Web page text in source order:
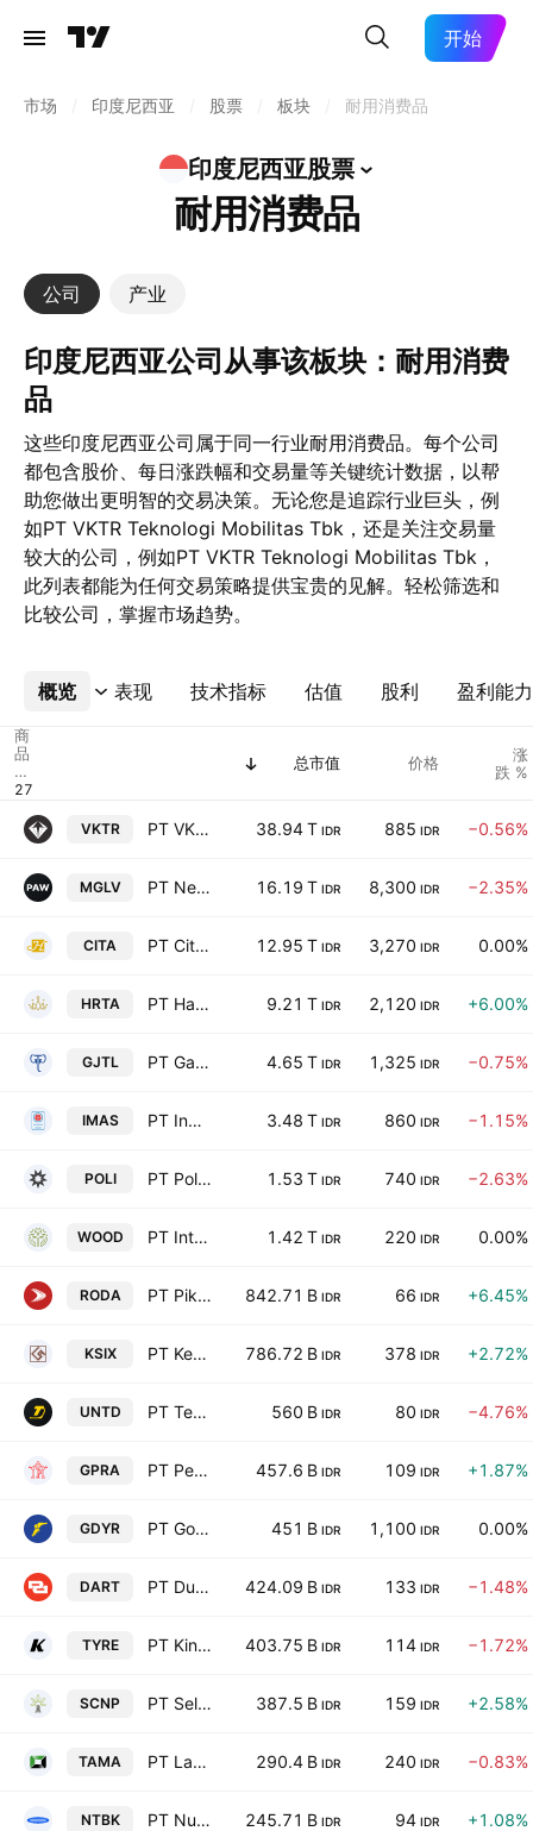
开始
市场 印度尼西亚 股票 板块 耐用消费品
印度尼西亚股票
耐用消费品
公司 产业
印度尼西亚公司从事该板块：耐用消费
品
这些印度尼西亚公司属于同一行业耐用消费品。每个公司
都包含股价、每日涨跌幅和交易量等关键统计数据，以帮
助您做出更明智的交易决策。无论您是追踪行业巨头，例
如PT VKTR Teknologi Mobilitas Tbk，还是关注交易量
较大的公司，例如PT VKTR Teknologi Mobilitas Tbk，
此列表都能为任何交易策略提供宝贵的见解。轻松筛选和
比较公司，掌握市场趋势。
概览 表现 技术指标 估值 股利 盈利能力
更多
商
品
代
码
总市值 价格
涨
跌 %
VKTR PT VKTR Teknologi Mobilitas Tbk 38.94 T IDR 885 IDR −0.56%
MGLV PT NexAI Digital Infrastruktur Tbk 16.19 T IDR 8,300 IDR −2.35%
CITA PT Cita Mineral Investindo Tbk 12.95 T IDR 3,270 IDR 0.00%
HRTA PT Hartadinata Abadi Tbk 9.21 T IDR 2,120 IDR +6.00%
GJTL PT Gajah Tunggal Tbk 4.65 T IDR 1,325 IDR −0.75%
IMAS PT Indomobil Sukses Internasional Tbk 3.48 T IDR 860 IDR −1.15%
POLI PT Pollux Hotels Group Tbk 1.53 T IDR 740 IDR −2.63%
WOOD PT Integra Indocabinet Tbk 1.42 T IDR 220 IDR 0.00%
RODA PT Pikko Land Development Tbk 842.71 B IDR 66 IDR +6.45%
KSIX PT Kentanix Supra International Tbk 786.72 B IDR 378 IDR +2.72%
UNTD PT Terang Dunia Internusa Tbk 560 B IDR 80 IDR −4.76%
GPRA PT Perdana Gapuraprima Tbk 457.6 B IDR 109 IDR +1.87%
GDYR PT Goodyear Indonesia Tbk 451 B IDR 1,100 IDR 0.00%
DART PT Duta Anggada Realty Tbk 424.09 B IDR 133 IDR −1.48%
TYRE PT King Tire Indonesia Tbk 403.75 B IDR 114 IDR −1.72%
SCNP PT Selaras Citra Nusantara Perkasa Tbk 387.5 B IDR 159 IDR +2.58%
TAMA PT Lancartama Sejati Tbk 290.4 B IDR 240 IDR −0.83%
NTBK PT Nusatama Berkah Tbk 245.71 B IDR 94 IDR +1.08%